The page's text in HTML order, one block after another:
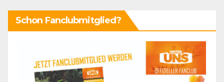
Schon Fanclubmitglied?